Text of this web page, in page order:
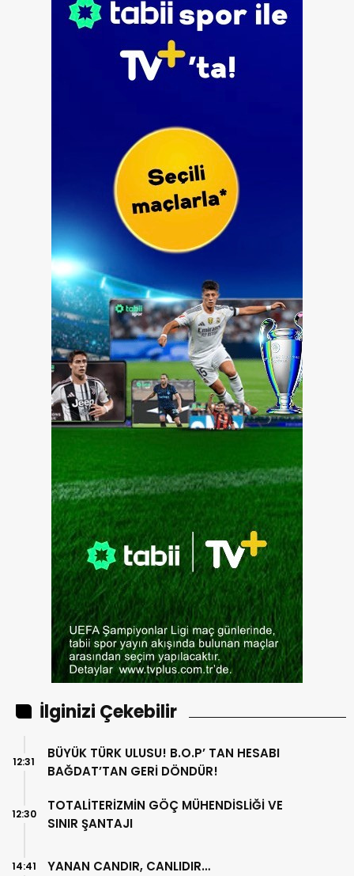
İlginizi Çekebilir
BÜYÜK TÜRK ULUSU! B.O.P’ TAN HESABI
BAĞDAT’TAN GERİ DÖNDÜR!
12:31
TOTALİTERİZMİN GÖÇ MÜHENDİSLİĞİ VE
SINIR ŞANTAJI
12:30
YANAN CANDIR, CANLIDIR…
14:41